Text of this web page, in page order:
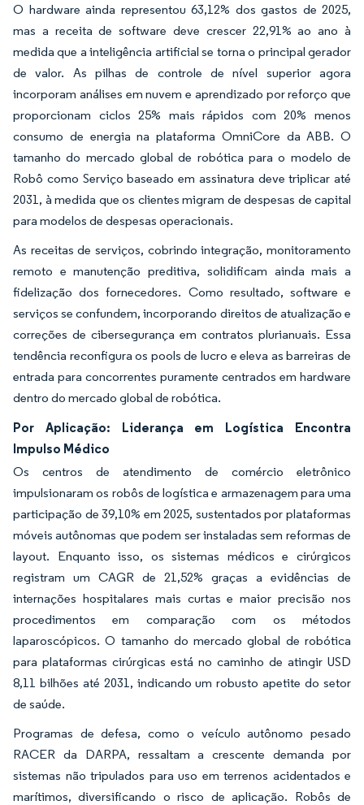
O hardware ainda representou 63,12% dos gastos de 2025,
mas a receita de software deve crescer 22,91% ao ano à
medida que a inteligência artificial se torna o principal gerador
de valor. As pilhas de controle de nível superior agora
incorporam análises em nuvem e aprendizado por reforço que
proporcionam ciclos 25% mais rápidos com 20% menos
consumo de energia na plataforma OmniCore da ABB. O
tamanho do mercado global de robótica para o modelo de
Robô como Serviço baseado em assinatura deve triplicar até
2031, à medida que os clientes migram de despesas de capital
para modelos de despesas operacionais.
As receitas de serviços, cobrindo integração, monitoramento
remoto e manutenção preditiva, solidificam ainda mais a
fidelização dos fornecedores. Como resultado, software e
serviços se confundem, incorporando direitos de atualização e
correções de cibersegurança em contratos plurianuais. Essa
tendência reconfigura os pools de lucro e eleva as barreiras de
entrada para concorrentes puramente centrados em hardware
dentro do mercado global de robótica.
Por Aplicação: Liderança em Logística Encontra
Impulso Médico
Os centros de atendimento de comércio eletrônico
impulsionaram os robôs de logística e armazenagem para uma
participação de 39,10% em 2025, sustentados por plataformas
móveis autônomas que podem ser instaladas sem reformas de
layout. Enquanto isso, os sistemas médicos e cirúrgicos
registram um CAGR de 21,52% graças a evidências de
internações hospitalares mais curtas e maior precisão nos
procedimentos em comparação com os métodos
laparoscópicos. O tamanho do mercado global de robótica
para plataformas cirúrgicas está no caminho de atingir USD
8,11 bilhões até 2031, indicando um robusto apetite do setor
de saúde.
Programas de defesa, como o veículo autônomo pesado
RACER da DARPA, ressaltam a crescente demanda por
sistemas não tripulados para uso em terrenos acidentados e
marítimos, diversificando o risco de aplicação. Robôs de